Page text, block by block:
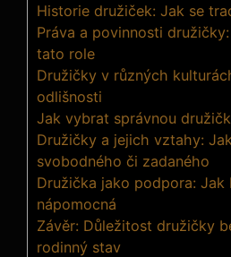
Historie družiček: Jak se⁢
Práva a povinnosti
tato role
Družičky v různých
odlišnosti
Jak ⁣vybrat správnou
Družičky a jejich vztahy:
⁤svobodného či zadaného
Družička‍ jako podpora: Jak
nápomocná
Závěr:‍ Důležitost družičky
rodinný ⁤stav